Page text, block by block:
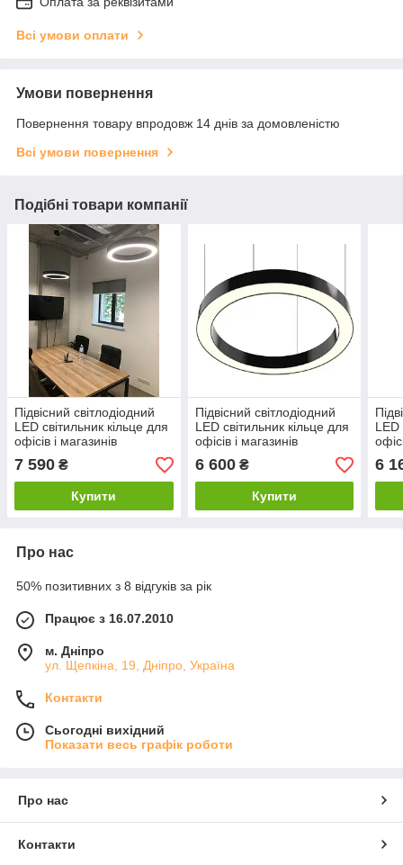
Всі умови оплати
Умови повернення
Повернення товару впродовж 14 днів за домовленістю
Всі умови повернення
Подібні товари компанії
Підвісний світлодіодний
LED світильник кільце для
офісів і магазинів
7 590 ₴
Купити
Підвісний світлодіодний
LED світильник кільце для
офісів і магазинів
6 600₴
Купити
LED
6
Про нас
50% позитивних з 8 відгуків за рік
Працює з 16.07.2010
м. Дніпро
ул. Щепкіна, 19, Дніпро, Україна
Контакти
Сьогодні вихідний
Показати весь графік роботи
Про нас
Контакти